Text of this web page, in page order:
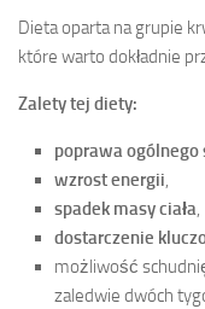
Dieta oparta na grupie
które warto dokładnie
Zalety tej diety:
poprawa
wzrost energii,
spadek masy ciała,
dostarczenie
możliwość
zaledwie dwóch